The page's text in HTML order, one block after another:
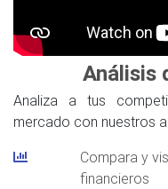
Análisis
Analiza a tus
mercado con nuestros
Compara y
financieros